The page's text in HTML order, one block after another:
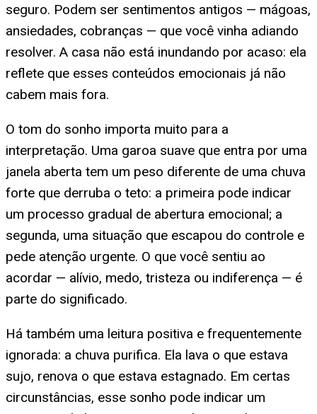
seguro. Podem ser sentimentos antigos — mágoas,
ansiedades, cobranças — que você vinha adiando
resolver. A casa não está inundando por acaso: ela
reflete que esses conteúdos emocionais já não
cabem mais fora.
O tom do sonho importa muito para a
interpretação. Uma garoa suave que entra por uma
janela aberta tem um peso diferente de uma chuva
forte que derruba o teto: a primeira pode indicar
um processo gradual de abertura emocional; a
segunda, uma situação que escapou do controle e
pede atenção urgente. O que você sentiu ao
acordar — alívio, medo, tristeza ou indiferença — é
parte do significado.
Há também uma leitura positiva e frequentemente
ignorada: a chuva purifica. Ela lava o que estava
sujo, renova o que estava estagnado. Em certas
circunstâncias, esse sonho pode indicar um